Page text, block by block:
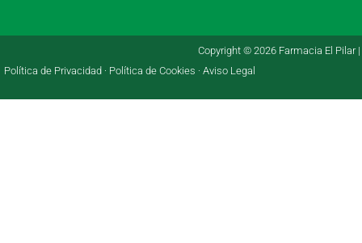
Copyright © 2026 Farmacia El Pilar |
Política de Privacidad · Política de Cookies · Aviso Legal